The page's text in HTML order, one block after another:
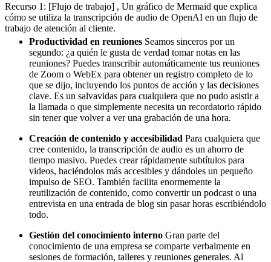
Recurso 1: [Flujo de trabajo] , Un gráfico de Mermaid que explica
cómo se utiliza la transcripción de audio de OpenAI en un flujo de
trabajo de atención al cliente.
Productividad en reuniones Seamos sinceros por un
segundo: ¿a quién le gusta de verdad tomar notas en las
reuniones? Puedes transcribir automáticamente tus reuniones
de Zoom o WebEx para obtener un registro completo de lo
que se dijo, incluyendo los puntos de acción y las decisiones
clave. Es un salvavidas para cualquiera que no pudo asistir a
la llamada o que simplemente necesita un recordatorio rápido
sin tener que volver a ver una grabación de una hora.
Creación de contenido y accesibilidad Para cualquiera que
cree contenido, la transcripción de audio es un ahorro de
tiempo masivo. Puedes crear rápidamente subtítulos para
videos, haciéndolos más accesibles y dándoles un pequeño
impulso de SEO. También facilita enormemente la
reutilización de contenido, como convertir un podcast o una
entrevista en una entrada de blog sin pasar horas escribiéndolo
todo.
Gestión del conocimiento interno Gran parte del
conocimiento de una empresa se comparte verbalmente en
sesiones de formación, talleres y reuniones generales. Al